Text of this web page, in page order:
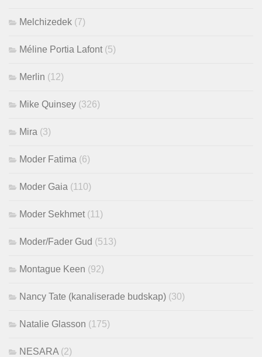
Melchizedek (7)
Méline Portia Lafont (5)
Merlin (12)
Mike Quinsey (326)
Mira (3)
Moder Fatima (6)
Moder Gaia (110)
Moder Sekhmet (11)
Moder/Fader Gud (513)
Montague Keen (92)
Nancy Tate (kanaliserade budskap) (30)
Natalie Glasson (175)
NESARA (2)